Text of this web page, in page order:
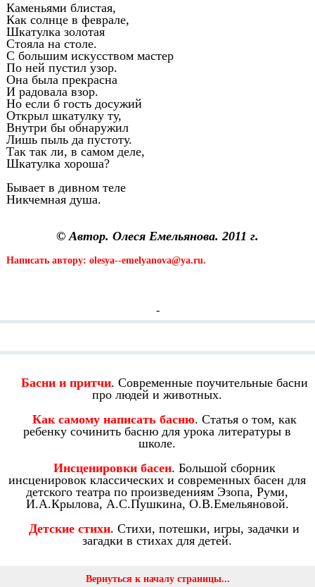
Каменьями блистая,
Как солнце в феврале,
Шкатулка золотая
Стояла на столе.
С большим искусством мастер
По ней пустил узор.
Она была прекрасна
И радовала взор.
Но если б гость досужий
Открыл шкатулку ту,
Внутри бы обнаружил
Лишь пыль да пустоту.
Так так ли, в самом деле,
Шкатулка хороша?
Бывает в дивном теле
Никчемная душа.
© Автор. Олеся Емельянова. 2011 г.
Написать автору: olesya--emelyanova@ya.ru.
-
Басни и притчи. Современные поучительные басни
про людей и животных.
Как самому написать басню. Статья о том, как
ребенку сочинить басню для урока литературы в
школе.
Инсценировки басен. Большой сборник
инсценировок классических и современных басен для
детского театра по произведениям Эзопа, Руми,
И.А.Крылова, А.С.Пушкина, О.В.Емельяновой.
Детские стихи. Стихи, потешки, игры, задачки и
загадки в стихах для детей.
Вернуться к началу страницы...